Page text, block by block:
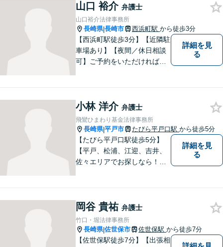
山口 裕介 弁護士
山口裕介法律事務所
長崎県|長崎市 西浜町駅 から徒歩3分
【西浜町駅徒歩3分】【近隣駐
車場あり】【夜間／休日相談
可】ご予約をいただければ、
にご相談ください。
詳細を見
る
小林 洋介 弁護士
飛鸞ひまわり基金法律事務所
長崎県|平戸市 たびら平戸口駅 から徒歩5分
【たびら平戸口駅徒歩5分】
【平戸、松浦、江迎、吉井、
佐々エリアでお探しなら！】
ど、相談しやすい環境完備◎
地域の皆様のために活動する
弁護士。【駐車場あり】
詳細を見
る
岡谷 貴祐 弁護士
竹口・堀法律事務所
長崎県|佐世保市 佐世保駅 から徒歩7分
【佐世保駅徒歩7分】【出張相